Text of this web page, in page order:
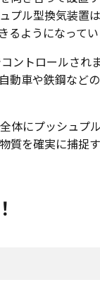
プル型換気装置
ようになってい
ントロールされ
車や鉄鋼など
体にプッシュプ
を確実に捕捉